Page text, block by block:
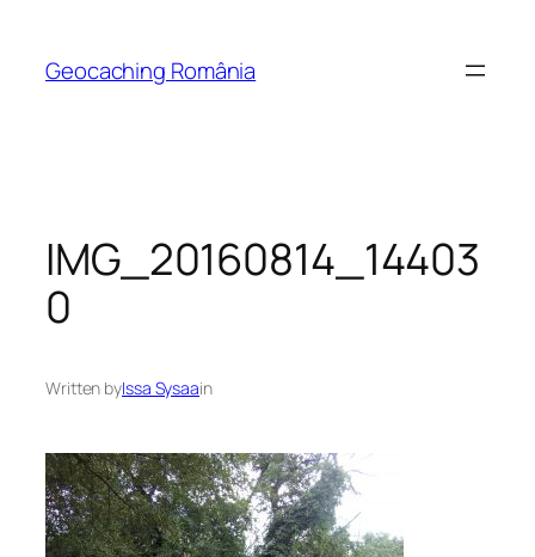
content
Geocaching România
IMG_20160814_14403
0
Written byIssa Sysaain